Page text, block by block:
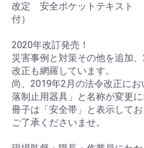
改定 安全ポケットテキスト
付）
2020年改訂発売！
災害事例と対策その他を追加
改正も網羅しています。
尚、2019年2月の法令改正に
落制止用器具」と名称が変更
冊子は「安全帯」と表示してお
ご了承くださいませ。